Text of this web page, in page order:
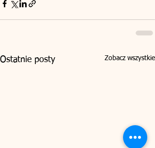
Ostatnie posty Zobacz wszystkie